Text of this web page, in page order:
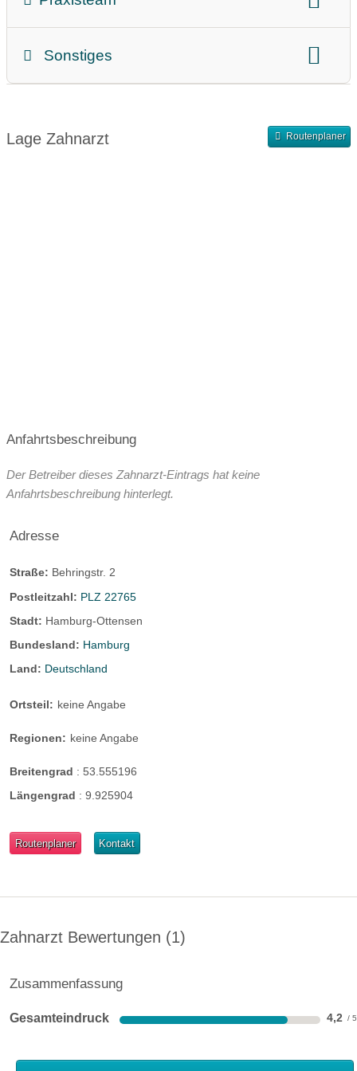
Teammitglieder
Sonstiges
Samstagssprechstunde
Lage Zahnarzt Routenplaner
Anfahrtsbeschreibung
Der Betreiber dieses Zahnarzt-Eintrags hat keine
Anfahrtsbeschreibung hinterlegt.
Adresse
Straße: Behringstr. 2
Postleitzahl: PLZ 22765
Stadt: Hamburg-Ottensen
Bundesland: Hamburg
Land: Deutschland
Ortsteil: keine Angabe
Regionen: keine Angabe
Breitengrad : 53.555196
Längengrad : 9.925904
Routenplaner Kontakt
Zahnarzt Bewertungen 1
Zusammenfassung
Gesamteindruck 4,2